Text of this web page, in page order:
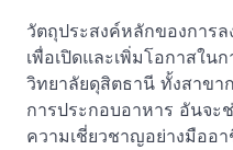
วัตถุประสงค์หลักของการ
เพื่อเปิดและเพิ่มโอกาสใน
วิทยาลัยดุสิตธานี ทั้งสาขา
การประกอบอาหาร อันจะ
ความเชี่ยวชาญอย่างมืออ